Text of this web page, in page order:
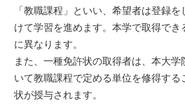
「教職課程」といい、希望者は登録
けて学習を進めます。本学で取得でき
に異なります。
また、一種免許状の取得者は、本大
いて教職課程で定める単位を修得す
状が授与されます。